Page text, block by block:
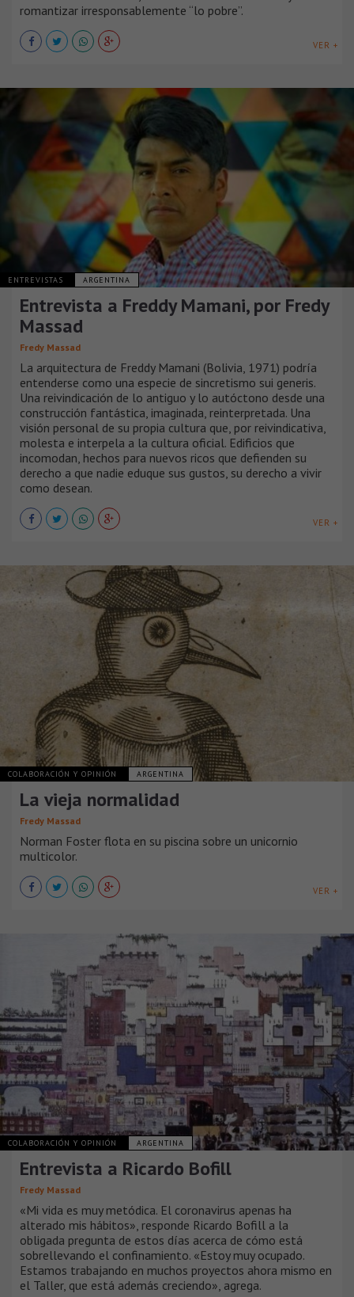
romantizar irresponsablemente “lo pobre”.
VER +
ENTREVISTAS ARGENTINA
Entrevista a Freddy Mamani, por Fredy
Massad
Fredy Massad
La arquitectura de Freddy Mamani (Bolivia, 1971) podría
entenderse como una especie de sincretismo sui generis.
Una reivindicación de lo antiguo y lo autóctono desde una
construcción fantástica, imaginada, reinterpretada. Una
visión personal de su propia cultura que, por reivindicativa,
molesta e interpela a la cultura oficial. Edificios que
incomodan, hechos para nuevos ricos que defienden su
derecho a que nadie eduque sus gustos, su derecho a vivir
como desean.
VER +
COLABORACIÓN Y OPINIÓN ARGENTINA
La vieja normalidad
Fredy Massad
Norman Foster flota en su piscina sobre un unicornio
multicolor.
VER +
COLABORACIÓN Y OPINIÓN ARGENTINA
Entrevista a Ricardo Bofill
Fredy Massad
«Mi vida es muy metódica. El coronavirus apenas ha
alterado mis hábitos», responde Ricardo Bofill a la
obligada pregunta de estos días acerca de cómo está
sobrellevando el confinamiento. «Estoy muy ocupado.
Estamos trabajando en muchos proyectos ahora mismo en
el Taller, que está además creciendo», agrega.